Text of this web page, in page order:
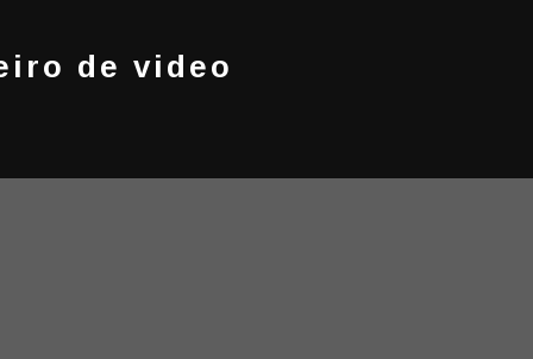
de video